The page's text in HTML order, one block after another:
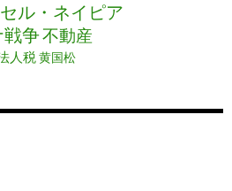
ル・ネイピア
戦争不動産
人税黄国松